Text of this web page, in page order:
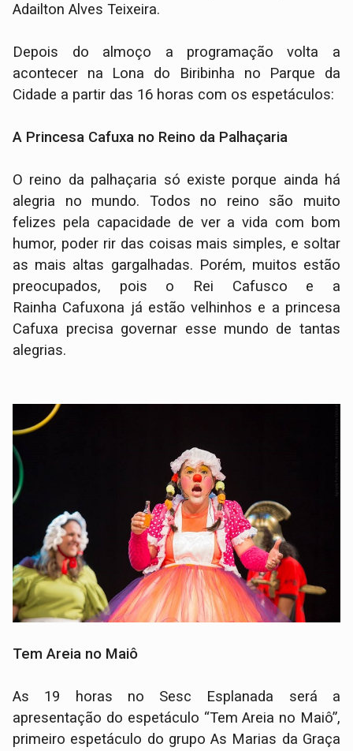
Adailton Alves Teixeira.
Depois do almoço a programação volta a
acontecer na Lona do Biribinha no Parque da
Cidade a partir das 16 horas com os espetáculos:
A Princesa Cafuxa no Reino da Palhaçaria
O reino da palhaçaria só existe porque ainda há
alegria no mundo. Todos no reino são muito
felizes pela capacidade de ver a vida com bom
humor, poder rir das coisas mais simples, e soltar
as mais altas gargalhadas. Porém, muitos estão
preocupados, pois o Rei Cafusco e a
Rainha Cafuxona já estão velhinhos e a princesa
Cafuxa precisa governar esse mundo de tantas
alegrias.
Tem Areia no Maiô
As 19 horas no Sesc Esplanada será a
apresentação do espetáculo “Tem Areia no Maiô”,
primeiro espetáculo do grupo As Marias da Graça